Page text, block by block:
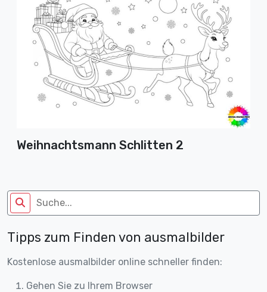
Weihnachtsmann Schlitten 2
Tipps zum Finden von ausmalbilder
Kostenlose ausmalbilder online schneller finden:
Gehen Sie zu Ihrem Browser